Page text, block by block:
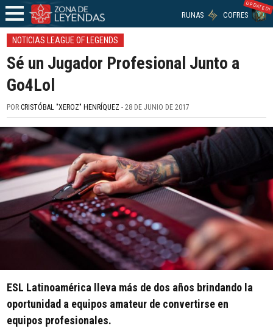
RUNAS COFRES
UPDATED!
NOTICIAS LEAGUE OF LEGENDS
Sé un Jugador Profesional Junto a
Go4Lol
PORCRISTÓBAL "XEROZ" HENRÍQUEZ - 28 DE JUNIO DE 2017
ESL Latinoamérica lleva más de dos años brindando la
oportunidad a equipos amateur de convertirse en
equipos profesionales.